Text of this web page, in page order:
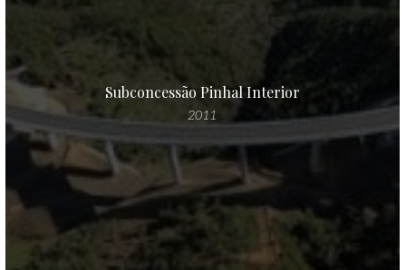
Subconcessão Pinhal Interior
2011